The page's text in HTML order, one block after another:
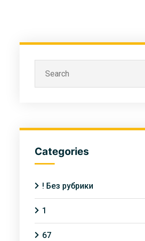
Categories
! Без рубрики
1
67